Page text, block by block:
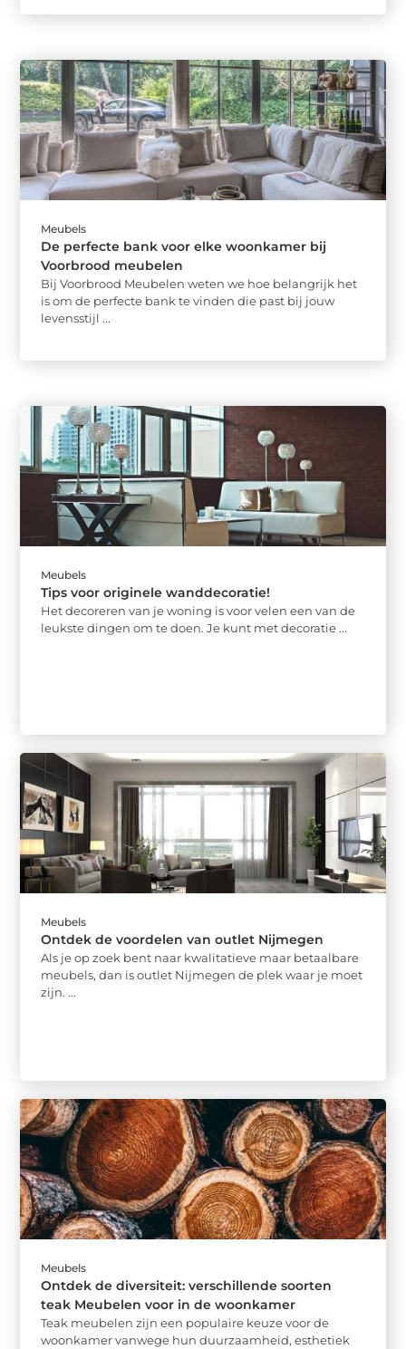
Meubels
De perfecte bank voor elke woonkamer bij
Voorbrood meubelen
Bij Voorbrood Meubelen weten we hoe belangrijk het
is om de perfecte bank te vinden die past bij jouw
levensstijl ...
Meubels
Tips voor originele wanddecoratie!
Het decoreren van je woning is voor velen een van de
leukste dingen om te doen. Je kunt met decoratie ...
Meubels
Ontdek de voordelen van outlet Nijmegen
Als je op zoek bent naar kwalitatieve maar betaalbare
meubels, dan is outlet Nijmegen de plek waar je moet
zijn. ...
Meubels
Ontdek de diversiteit: verschillende soorten
teak Meubelen voor in de woonkamer
Teak meubelen zijn een populaire keuze voor de
woonkamer vanwege hun duurzaamheid, esthetiek